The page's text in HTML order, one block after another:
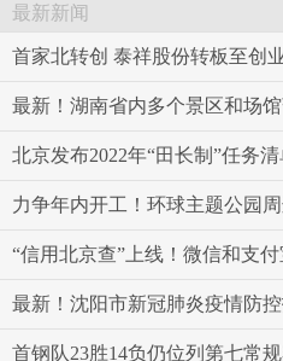
最新新闻
首家北转创 泰祥股份转板至创
最新！湖南省内多个景区和场
力争年内开工！环球主题公园
“信用北京查”上线！微信和支
最新！沈阳市新冠肺炎疫情防
首钢队23胜14负仍位列第七常